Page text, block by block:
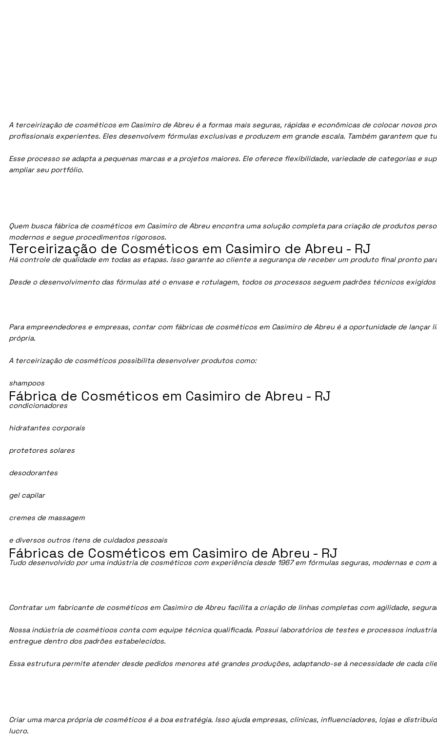
A terceirização de cosméticos em Casimiro de Abreu é a formas mais seguras, rápidas e econômicas de colocar novos
profissionais experientes. Eles desenvolvem fórmulas exclusivas e produzem em grande escala. Também garantem que
Esse processo se adapta a pequenas marcas e a projetos maiores. Ele oferece flexibilidade, variedade de categorias e
ampliar seu portfólio.
Quem busca fábrica de cosméticos em Casimiro de Abreu encontra uma solução completa para criação de produtos
modernos e segue procedimentos rigorosos.
Há controle de qualidade em todas as etapas. Isso garante ao cliente a segurança de receber um produto final pronto
Desde o desenvolvimento das fórmulas até o envase e rotulagem, todos os processos seguem padrões técnicos
Para empreendedores e empresas, contar com fábricas de cosméticos em Casimiro de Abreu é a oportunidade de
própria.
A terceirização de cosméticos possibilita desenvolver produtos como:
shampoos
condicionadores
hidratantes corporais
protetores solares
desodorantes
gel capilar
cremes de massagem
e diversos outros itens de cuidados pessoais
Tudo desenvolvido por uma indústria de cosméticos com experiência desde 1967 em fórmulas seguras, modernas e com
Contratar um fabricante de cosméticos em Casimiro de Abreu facilita a criação de linhas completas com agilidade,
Nossa indústria de cosmétioos conta com equipe técnica qualificada. Possui laboratórios de testes e processos
entregue dentro dos padrões estabelecidos.
Essa estrutura permite atender desde pedidos menores até grandes produções, adaptando-se à necessidade de cada
Criar uma marca própria de cosméticos é a boa estratégia. Isso ajuda empresas, clínicas, influenciadores, lojas e
lucro.
Fábrica de Cosméticos em Casimiro de Abreu - RJ
Terceirização de Cosméticos em Casimiro de Abreu - RJ
Fábricas de Cosméticos em Casimiro de Abreu - RJ